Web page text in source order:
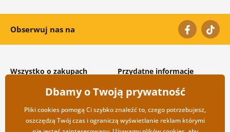
Obserwuj nas na
Wszystko o zakupach
Warunki handlowe i
reklamacyjne
Prywatność
Opcje wysyłki i płatności
Zwrot towarów
Przydatne informacje
Często zadawane pytania
Kontakt
Współpraca hurtowa
Dbamy o Twoją prywatność
Pliki cookies pomogą Ci szybko znaleźć to, czego potrzebujesz,
oszczędzą Twój czas i ograniczą wyświetlanie reklam którymi